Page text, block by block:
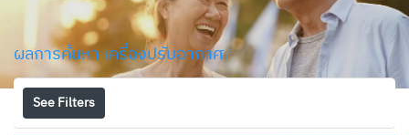
ผลการค้นหา เครื่องปรับอากาศ
See Filters